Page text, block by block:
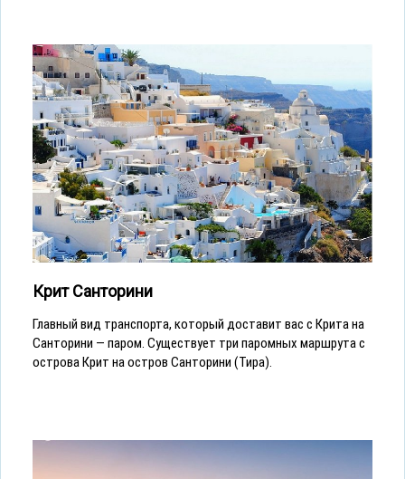
Крит Санторини
Главный вид транспорта, который доставит вас с Крита на
Санторини — паром. Существует три паромных маршрута с
острова Крит на остров Санторини (Тира).